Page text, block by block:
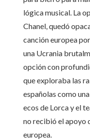
lógica musical. La
Chanel, quedó
canción europea
una Ucrania
opción con
que exploraba las
españolas como
ecos de Lorca y el
no recibió el apoyo
europea.